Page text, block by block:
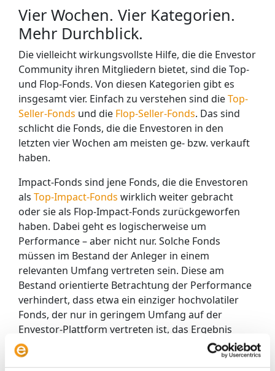
Vier Wochen. Vier Kategorien.
Mehr Durchblick.
Die vielleicht wirkungsvollste Hilfe, die die Envestor
Community ihren Mitgliedern bietet, sind die Top-
und Flop-Fonds. Von diesen Kategorien gibt es
insgesamt vier. Einfach zu verstehen sind dieTop-
Seller-Fonds und die Flop-Seller-Fonds. Das sind
schlicht die Fonds, die die Envestoren in den
letzten vier Wochen am meisten ge- bzw. verkauft
haben.
Impact-Fonds sind jene Fonds, die die Envestoren
als Top-Impact-Fonds wirklich weiter gebracht
oder sie als Flop-Impact-Fonds zurückgeworfen
haben. Dabei geht es logischerweise um
Performance – aber nicht nur. Solche Fonds
müssen im Bestand der Anleger in einem
relevanten Umfang vertreten sein. Diese am
Bestand orientierte Betrachtung der Performance
verhindert, dass etwa ein einziger hochvolatiler
Fonds, der nur in geringem Umfang auf der
Envestor-Plattform vertreten ist, das Ergebnis
verwässert.